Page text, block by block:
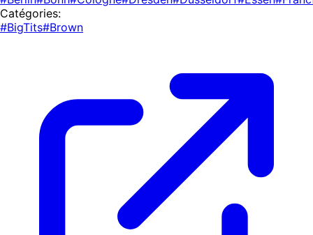
Catégories:
#BigTits#Brown